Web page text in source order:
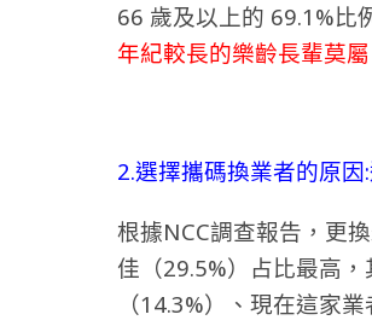
66 歲及以上的 69.1%比
年紀較長的樂齡長輩莫
2.選擇攜碼換業者的原
根據NCC調查報告，更
佳（29.5%）占比最高
（14.3%）、現在這家